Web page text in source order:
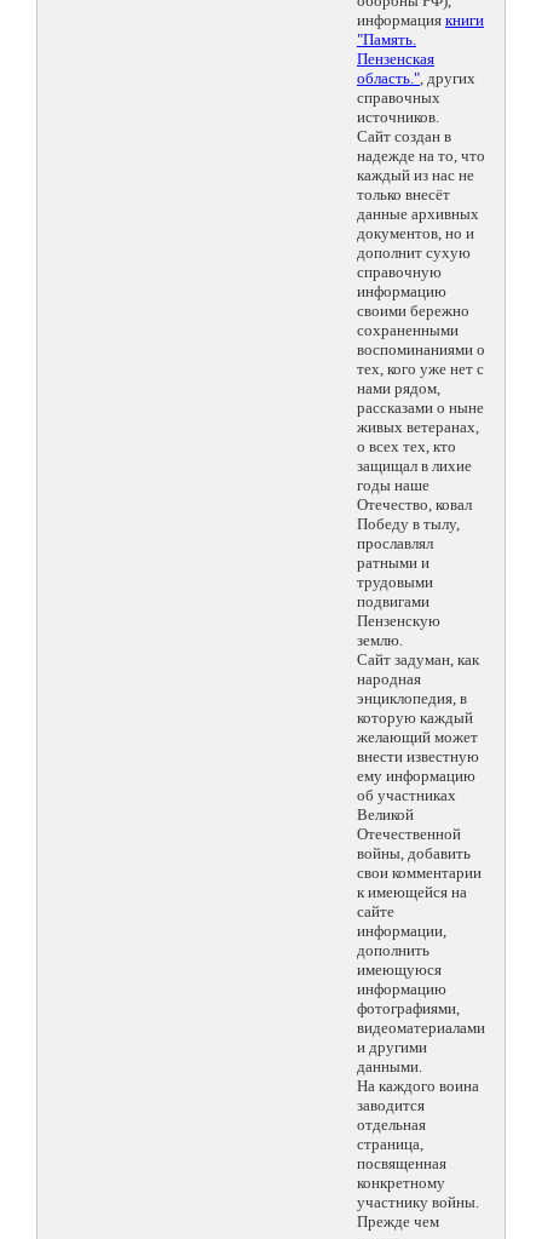
информация книги
"Память.
Пензенская
область.", других
справочных
источников.
Сайт создан в
надежде на то, что
каждый из нас не
только внесёт
данные архивных
документов, но и
дополнит сухую
справочную
информацию
своими бережно
сохраненными
воспоминаниями о
тех, кого уже нет с
нами рядом,
рассказами о ныне
живых ветеранах,
о всех тех, кто
защищал в лихие
годы наше
Отечество, ковал
Победу в тылу,
прославлял
ратными и
трудовыми
подвигами
Пензенскую
землю.
Сайт задуман, как
народная
энциклопедия, в
которую каждый
желающий может
внести известную
ему информацию
об участниках
Великой
Отечественной
войны, добавить
свои комментарии
к имеющейся на
сайте
информации,
дополнить
имеющуюся
информацию
фотографиями,
видеоматериалами
и другими
данными.
На каждого воина
заводится
отдельная
страница,
посвященная
конкретному
участнику войны.
Прежде чем